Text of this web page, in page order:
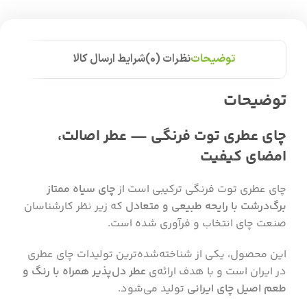
توضیحاتنظرات (0) شرایط ارسال کالا
توضیحات
چای عطری توت فرنگی — عطر اصالت،
امضای کیفیت
چای عطری توت فرنگی ترکیبی است ازچای سیاه ممتاز
برگ‌درشت با رایحه طبیعی و متعادل که زیر نظر کارشناسان
صنعت چای انتخاب و فرآوری شده است.
این محصول، یکی از شناخته‌شده‌ترین تولیدات چای عطری
در ایران است و با هدف ارائه‌ی عطر دل‌پذیر همراه با رنگ و
طعم اصیل چای ایرانی تولید می‌شود.